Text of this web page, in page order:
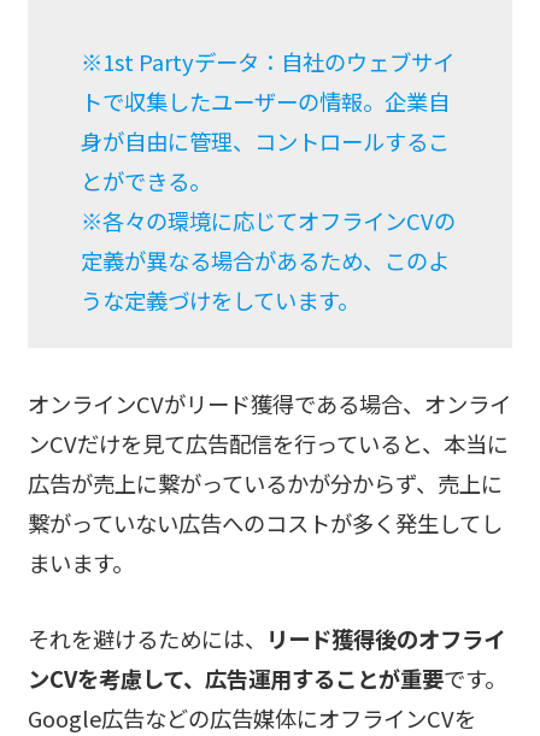
※1st Partyデータ：自社のウェブサイ
トで収集したユーザーの情報。企業自
身が自由に管理、コントロールするこ
とができる。
※各々の環境に応じてオフラインCVの
定義が異なる場合があるため、このよ
うな定義づけをしています。
オンラインCVがリード獲得である場合、オンライ
ンCVだけを見て広告配信を行っていると、本当に
広告が売上に繋がっているかが分からず、売上に
繋がっていない広告へのコストが多く発生してし
まいます。
それを避けるためには、
リード獲得後のオフライ
ンCVを考慮して、広告運用することが重要です。
Google広告などの広告媒体にオフラインCVを